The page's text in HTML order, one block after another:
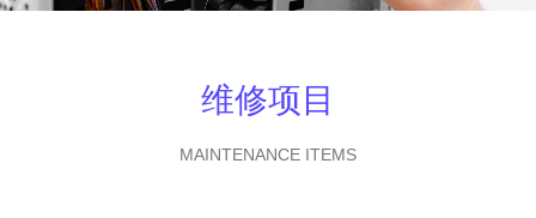
维修项目
MAINTENANCE ITEMS